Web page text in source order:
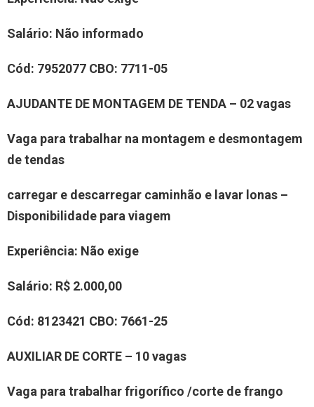
Salário: Não informado
Cód: 7952077 CBO: 7711-05
AJUDANTE DE MONTAGEM DE TENDA – 02 vagas
Vaga para trabalhar na montagem e desmontagem
de tendas
carregar e descarregar caminhão e lavar lonas –
Disponibilidade para viagem
Experiência: Não exige
Salário: R$ 2.000,00
Cód: 8123421 CBO: 7661-25
AUXILIAR DE CORTE – 10vagas
Vaga para trabalharfrigorífico /corte de frango